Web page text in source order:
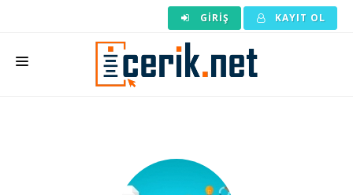
GIRIŞ KAYIT OL